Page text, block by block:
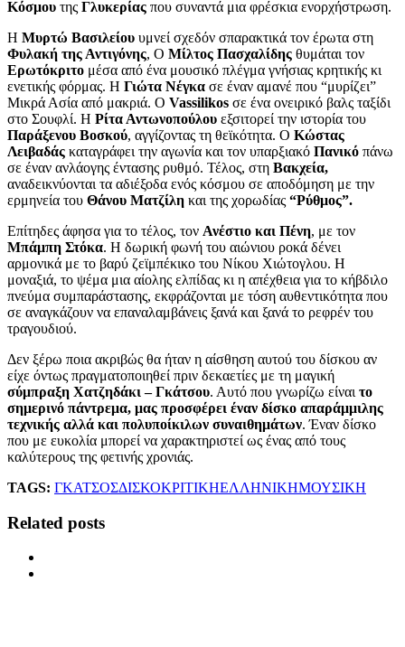
Κόσμου της Γλυκερίας που συναντά μια φρέσκια ενορχήστρωση.
Η Μυρτώ Βασιλείου υμνεί σχεδόν σπαρακτικά τον έρωτα στη
Φυλακή της Αντιγόνης, Ο Μίλτος Πασχαλίδης θυμάται τον
Ερωτόκριτο μέσα από ένα μουσικό πλέγμα γνήσιας κρητικής κι
ενετικής φόρμας. Η Γιώτα Νέγκα σε έναν αμανέ που “μυρίζει”
Μικρά Ασία από μακριά. Ο Vassilikos σε ένα ονειρικό βαλς ταξίδι
στο Σουφλί. Η Ρίτα Αντωνοπούλου εξσιτορεί την ιστορία του
Παράξενου Βοσκού, αγγίζοντας τη θεϊκότητα. Ο Κώστας
Λειβαδάς καταγράφει την αγωνία και τον υπαρξιακό Πανικό πάνω
σε έναν ανλάογης έντασης ρυθμό. Τέλος, στη Βακχεία,
αναδεικνύονται τα αδιέξοδα ενός κόσμου σε αποδόμηση με την
ερμηνεία του Θάνου Ματζίλη και της χορωδίας “Ρύθμος”.
Επίτηδες άφησα για το τέλος, τον Ανέστιο και Πένη, με τον
Μπάμπη Στόκα. Η δωρική φωνή του αιώνιου ροκά δένει
αρμονικά με το βαρύ ζεϊμπέκικο του Νίκου Χιώτογλου. Η
μοναξιά, το ψέμα μια αίολης ελπίδας κι η απέχθεια για το κήβδιλο
πνεύμα συμπαράστασης, εκφράζονται με τόση αυθεντικότητα που
σε αναγκάζουν να επαναλαμβάνεις ξανά και ξανά το ρεφρέν του
τραγουδιού.
Δεν ξέρω ποια ακριβώς θα ήταν η αίσθηση αυτού του δίσκου αν
είχε όντως πραγματοποιηθεί πριν δεκαετίες με τη μαγική
σύμπραξη Χατζηδάκι – Γκάτσου. Αυτό που γνωρίζω είναι το
σημερινό πάντρεμα, μας προσφέρει έναν δίσκο απαράμμιλης
τεχνικής αλλά και πολυποίκιλων συναιθημάτων. Έναν δίσκο
που με ευκολία μπορεί να χαρακτηριστεί ως ένας από τους
καλύτερους της φετινής χρονιάς.
TAGS: ΓΚΑΤΣΟΣΔΙΣΚΟΚΡΙΤΙΚΗΕΛΛΗΝΙΚΗΜΟΥΣΙΚΗ
Related posts